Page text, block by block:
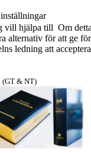
vill hjälpa till Om
alternativ för att ge
ledning att
(GT & NT)